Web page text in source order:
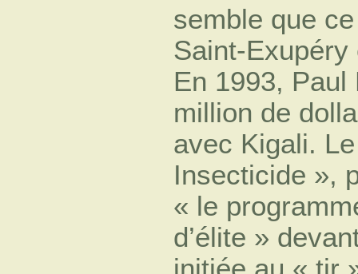
semble que
Saint-Exupéry
En 1993,
million de
avec Kigali.
Insecticide »,
« le
d’élite »